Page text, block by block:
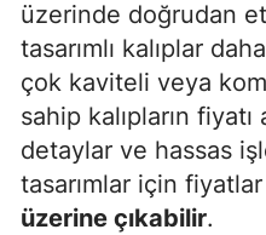
üzerinde doğrudan
tasarımlı kalıplar
çok kaviteli veya
sahip kalıpların
detaylar ve hassas
tasarımlar için fiyatlar
üzerine çıkabilir.